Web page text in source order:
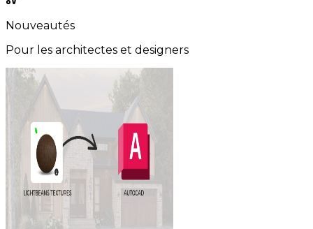
Nouveautés
Pour les architectes et designers